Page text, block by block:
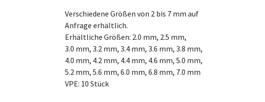
Verschiedene Größen von 2 bis 7 mm auf
Anfrage erhältlich.
Erhältliche Größen: 2.0 mm, 2.5 mm,
3.0 mm, 3.2 mm, 3.4 mm, 3.6 mm, 3.8 mm,
4.0 mm, 4.2 mm, 4.4 mm, 4.6 mm, 5.0 mm,
5.2 mm, 5.6 mm, 6.0 mm, 6.8 mm, 7.0 mm
VPE: 10 Stück